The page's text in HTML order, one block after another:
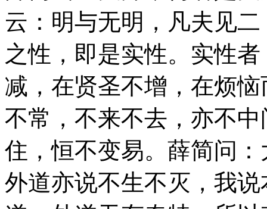
云：明与无明，凡夫见
之性，即是实性。实性
减，在贤圣不增，在烦
不常，不来不去，亦不
住，恒不变易。薛简问
外道亦说不生不灭，我